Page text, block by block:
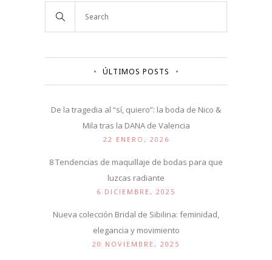
ÚLTIMOS POSTS
De la tragedia al “sí, quiero”: la boda de Nico &
Mila tras la DANA de Valencia
22 ENERO, 2026
8 Tendencias de maquillaje de bodas para que
luzcas radiante
6 DICIEMBRE, 2025
Nueva colección Bridal de Sibilina: feminidad,
elegancia y movimiento
20 NOVIEMBRE, 2025